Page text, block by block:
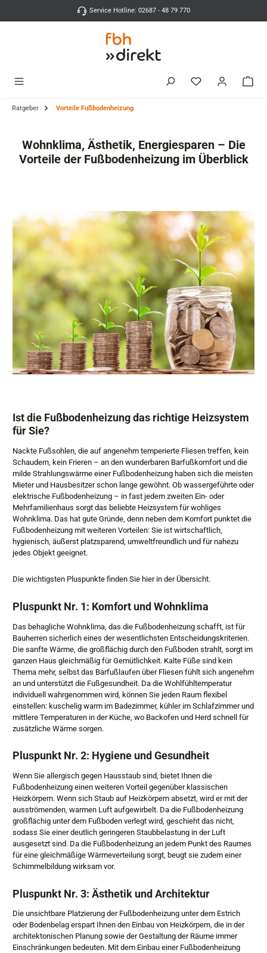
Zum Hauptinhalt springen Service Hotline: 02687 - 48 79 770
Ratgeber Vorteile Fußbodenheizung
Wohnklima, Ästhetik, Energiesparen – Die
Vorteile der Fußbodenheizung im Überblick
Ist die Fußbodenheizung das richtige Heizsystem
für Sie?
Nackte Fußsohlen, die auf angenehm temperierte Fliesen treffen, kein
Schaudern, kein Frieren – an den wunderbaren Barfußkomfort und die
milde Strahlungswärme einer Fußbodenheizung haben sich die meisten
Mieter und Hausbesitzer schon lange gewöhnt. Ob wassergeführte oder
elektrische Fußbodenheizung – in fast jedem zweiten Ein- oder
Mehrfamilienhaus sorgt das beliebte Heizsystem für wohliges
Wohnklima. Das hat gute Gründe, denn neben dem Komfort punktet die
Fußbodenheizung mit weiteren Vorteilen: Sie ist wirtschaftlich,
hygienisch, äußerst platzsparend, umweltfreundlich und für nahezu
jedes Objekt geeignet.
Die wichtigsten Pluspunkte finden Sie hier in der Übersicht.
Pluspunkt Nr. 1: Komfort und Wohnklima
Das behagliche Wohnklima, das die Fußbodenheizung schafft, ist für
Bauherren sicherlich eines der wesentlichsten Entscheidungskriterien.
Die sanfte Wärme, die großflächig durch den Fußboden strahlt, sorgt im
ganzen Haus gleichmäßig für Gemütlichkeit. Kalte Füße sind kein
Thema mehr, selbst das Barfußlaufen über Fliesen fühlt sich angenehm
an und unterstützt die Fußgesundheit. Da die Wohlfühltemperatur
individuell wahrgenommen wird, können Sie jeden Raum flexibel
einstellen: kuschelig warm im Badezimmer, kühler im Schlafzimmer ­und
mittlere Temperaturen in der Küche, wo Backofen und Herd schnell für
zusätzliche Wärme sorgen.
Pluspunkt Nr. 2: Hygiene und Gesundheit
Wenn Sie allergisch gegen Hausstaub sind, bietet Ihnen die
Fußbodenheizung einen weiteren Vorteil gegenüber klassischen
Heizkörpern. Wenn sich Staub auf Heizkörpern absetzt, wird er mit der
ausströmenden, warmen Luft aufgewirbelt. Da die Fußbodenheizung
großflächig unter dem Fußboden verlegt wird, geschieht das nicht,
sodass Sie einer deutlich geringeren Staubbelastung in der Luft
ausgesetzt sind. Da die Fußbodenheizung an jedem Punkt des Raumes
für eine gleichmäßige Wärmeverteilung sorgt, beugt sie zudem einer
Schimmelbildung wirksam vor.
Pluspunkt Nr. 3: Ästhetik und Architektur
Die unsichtbare Platzierung der Fußbodenheizung unter dem Estrich
oder Bodenbelag erspart Ihnen den Einbau von Heizkörpern, die in der
architektonischen Planung sowie der Gestaltung der Räume immer
Einschränkungen bedeuten. Mit dem Einbau einer Fußbodenheizung